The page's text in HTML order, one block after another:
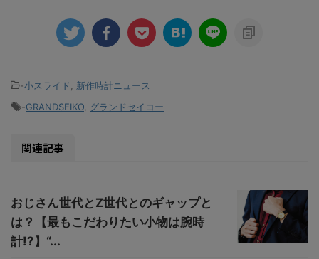
-小スライド, 新作時計ニュース
-GRANDSEIKO, グランドセイコー
関連記事
おじさん世代とZ世代とのギャップと
は？【最もこだわりたい小物は腕時
計!?】“...